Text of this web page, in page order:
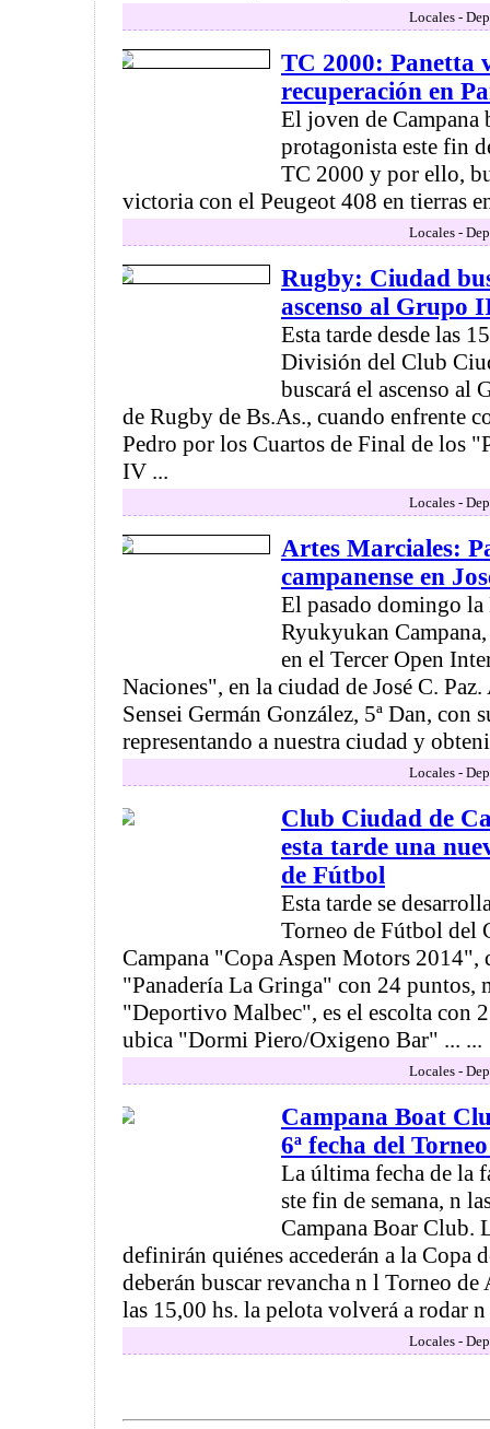
Locales -
TC 2000: Panetta
recuperación en
El joven de Campana
protagonista este fin
TC 2000 y por ello,
victoria con el Peugeot 408 en tierras
Locales -
Rugby: Ciudad
ascenso al Grupo
Esta tarde desde las
División del Club
buscará el ascenso
de Rugby de Bs.As., cuando enfrente
Pedro por los Cuartos de Final de los
IV ...
Locales -
Artes Marciales:
campanense en
El pasado domingo
Ryukyukan
en el Tercer Open
Naciones", en la ciudad de José C.
Sensei Germán González, 5ª Dan, con
representando a nuestra ciudad y
Locales -
Club Ciudad de
esta tarde una
de Fútbol
Esta tarde se
Torneo de Fútbol del
Campana "Copa Aspen Motors 2014",
"Panadería La Gringa" con 24 puntos,
"Deportivo Malbec", es el escolta con
ubica "Dormi Piero/Oxigeno Bar" ... ...
Locales -
Campana Boat
6ª fecha del
La última fecha de la
ste fin de semana, n
Campana Boar Club.
definirán quiénes accederán a la Copa
deberán buscar revancha n l Torneo de
las 15,00 hs. la pelota volverá a rodar n
Locales -